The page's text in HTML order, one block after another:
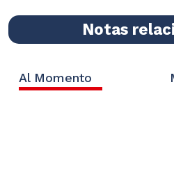
Notas
Al Momento